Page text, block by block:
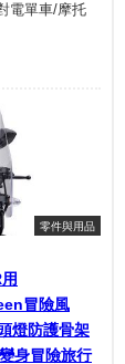
電單車/摩托
零件與用品
冒險風
燈防護骨架
身冒險旅行